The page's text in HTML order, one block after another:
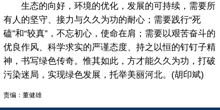
生态的向好，环境的优化，发展的可持续，需要所
有人的坚守、接力与久久为功的耐心；需要践行“死
磕”和“较真”，不忘初心，使命在肩；需要以艰苦奋斗的
优良作风、科学求实的严谨态度、持之以恒的钉钉子精
神，书写绿色传奇。惟其如此，方才能久久为功，打破
污染迷局，实现绿色发展，托举美丽河北。(胡印斌)
责编：董健雄